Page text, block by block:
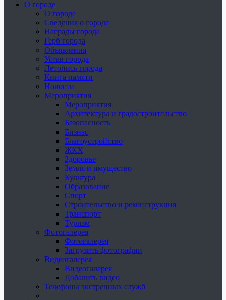
О городе
О городе
Сведения о городе
Награды города
Герб города
Объявления
Устав города
Летопись города
Книга памяти
Новости
Мероприятия
Мероприятия
Архитектура и градостроительство
Безопасность
Бизнес
Благоустройство
ЖКХ
Здоровье
Земля и имущество
Культура
Образование
Спорт
Строительство и реконструкция
Транспорт
Туризм
Фотогалерея
Фотогалерея
Загрузить фотографии
Видеогалерея
Видеогалерея
Добавить видео
Телефоны экстренных служб